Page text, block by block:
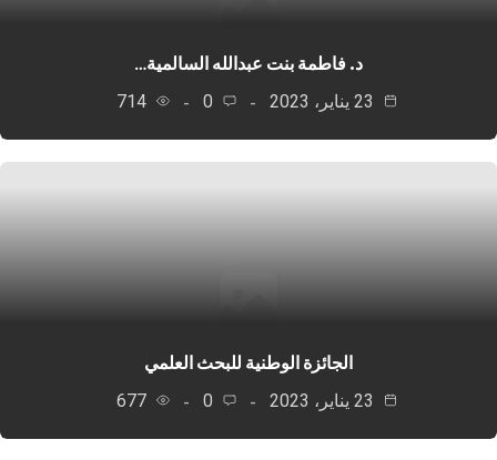
د. فاطمة بنت عبدالله السالمية…
0
714
الجائزة الوطنية للبحث العلمي
0
677